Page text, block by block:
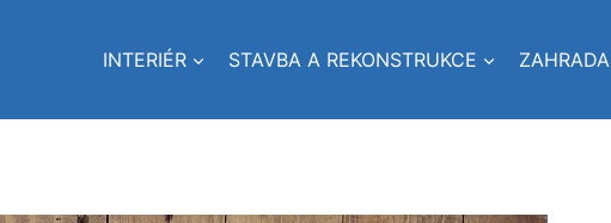
INTERIÉR STAVBA A REKONSTRUKCE ZAHRADA